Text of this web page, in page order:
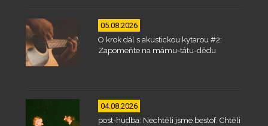
05.08.2026
O krok dál s akustickou kytarou #2:
Zapomeňte na mámu-tátu-dědu
04.08.2026
post-hudba: Nechtěli jsme bestof. Chtěli